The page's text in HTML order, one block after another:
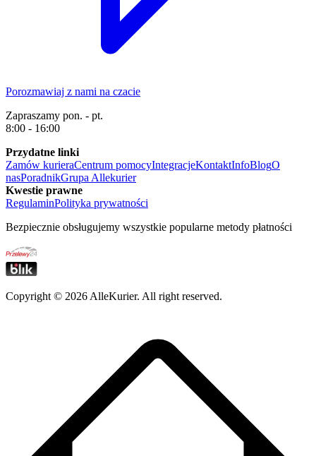
Porozmawiaj z nami na czacie
Zapraszamy pon. - pt.
8:00 - 16:00
Przydatne linki
Zamów kurieraCentrum pomocyIntegracjeKontaktInfoBlogO
nasPoradnikGrupa Allekurier
Kwestie prawne
RegulaminPolityka prywatności
Bezpiecznie obsługujemy wszystkie popularne metody płatności
Copyright © 2026 AlleKurier. All right reserved.